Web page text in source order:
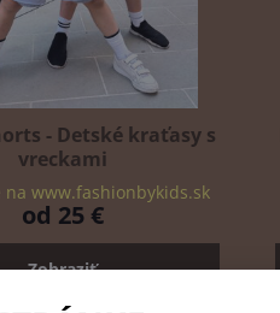
- Detské kraťasy s
vreckami
www.fashionbykids.sk
od 25 €
Zobraziť